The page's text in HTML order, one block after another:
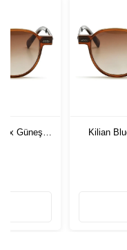
Güneş
Kilian